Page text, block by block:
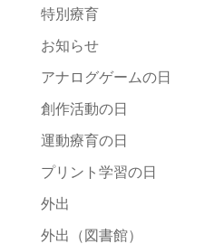
特別療育
お知らせ
アナログゲームの日
創作活動の日
運動療育の日
プリント学習の日
外出
外出（図書館）